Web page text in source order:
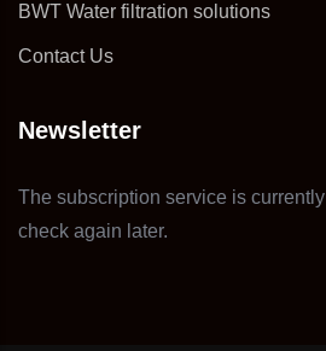
BWT Water filtration solutions
Contact Us
Newsletter
The subscription service is
check again later.